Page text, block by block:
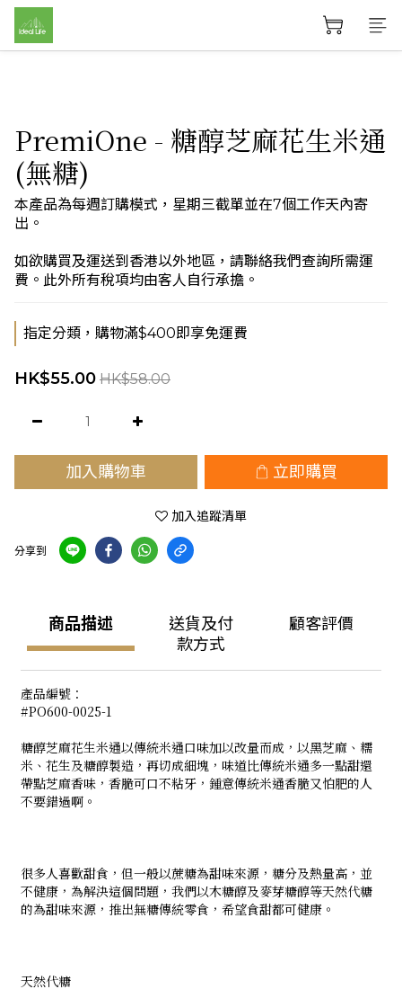
PremiOne - 糖醇芝麻花生米通
(無糖)
本產品為每週訂購模式，星期三截單並在7個工作天內寄
出。
如欲購買及運送到香港以外地區，請聯絡我們查詢所需運
費。此外所有稅項均由客人自行承擔。
指定分類，購物滿$400即享免運費
HK$55.00 HK$58.00
加入購物車 立即購買
加入追蹤清單
分享到
商品描述
送貨及付
款方式
顧客評價
產品編號：
#PO600-0025-1
糖醇芝麻花生米通以傳統米通口味加以改量而成，以黑芝麻、糯
米、花生及糖醇製造，再切成細塊，味道比傳統米通多一點甜還
帶點芝麻香味，香脆可口不粘牙，鍾意傳統米通香脆又怕肥的人
不要錯過啊。
很多人喜歡甜食，但一般以蔗糖為甜味來源，糖分及熱量高，並
不健康，為解決這個問題，我們以木糖醇及麥芽糖醇等天然代糖
的為甜味來源，推出無糖傳統零食，希望食甜都可健康。
天然代糖